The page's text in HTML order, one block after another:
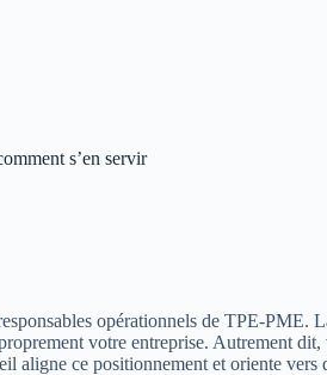
s’en servir
opérationnels de TPE-PME.
votre entreprise. Autrement
aligne ce positionnement et oriente